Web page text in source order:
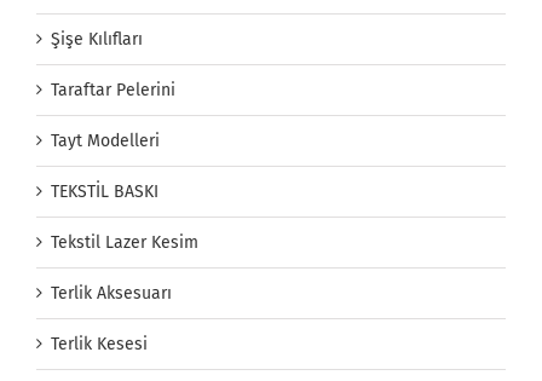
Şişe Kılıfları
Taraftar Pelerini
Tayt Modelleri
TEKSTİL BASKI
Tekstil Lazer Kesim
Terlik Aksesuarı
Terlik Kesesi